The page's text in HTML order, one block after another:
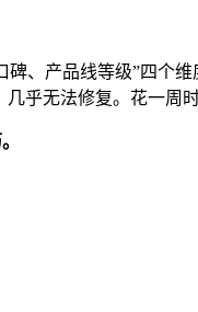
、产品线等级”四个
几乎无法修复。花一周